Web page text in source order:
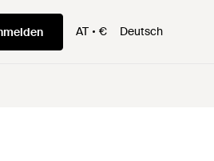
AT € Deutsch